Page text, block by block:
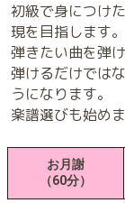
初級で身につけ
現を目指します。
弾きたい曲を弾
弾けるだけでは
うになります。
楽譜選びも始め
お月謝
（60分）